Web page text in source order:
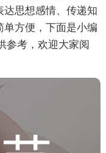
思想感情、传递知
方便，下面是小编
参考，欢迎大家阅